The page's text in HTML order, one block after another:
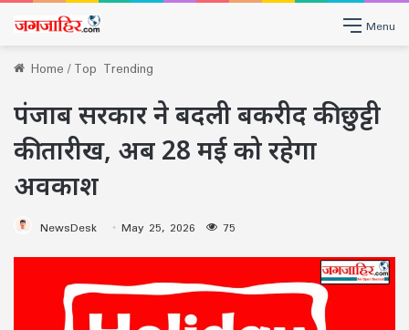
Menu
Home/Top Trending
पंजाब सरकार ने बदली बकरीद की छुट्टी
की तारीख, अब 28 मई को रहेगा
अवकाश
NewsDesk May 25, 2026 75